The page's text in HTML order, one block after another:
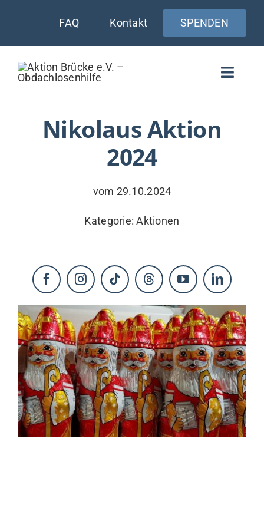
springen
FAQ Kontakt SPENDEN
Toggle
KONTAKT
Nikolaus Aktion
2024
vom 29.10.2024
Kategorie:Aktionen